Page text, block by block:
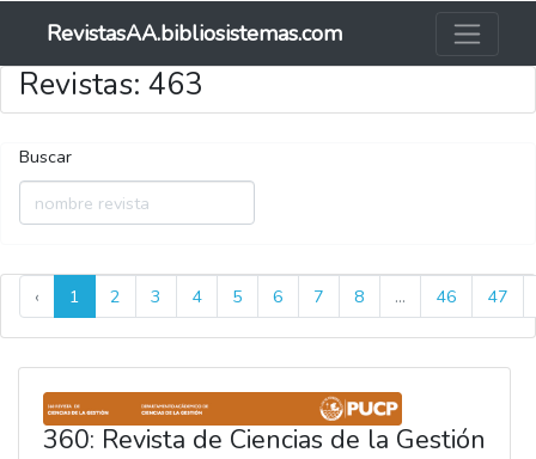
RevistasAA.bibliosistemas.com
Revistas: 463
Buscar
‹ 1 2 3 4 5 6 7 8 ... 46 47
360: Revista de Ciencias de la Gestión